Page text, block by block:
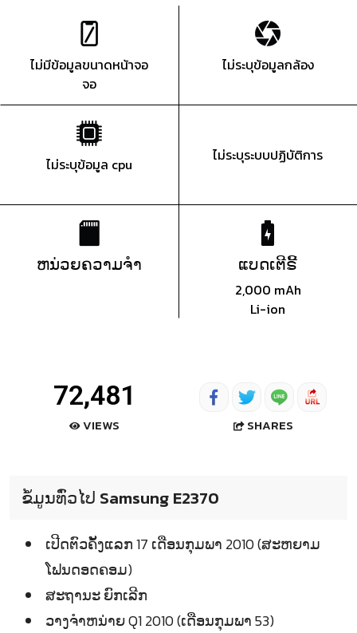
ไม่มีข้อมูลขนาดหน้าจอ
จอ
ไม่ระบุข้อมูลกล้อง
ไม่ระบุข้อมูล cpu ไม่ระบุระบบปฏิบัติการ
ຫນ່ວຍຄວາມຈຳ ແບດເຕີຣີ້
2,000 mAh
Li-ion
72,481
VIEWS SHARES
ຂໍ້ມູນທົ່ວໄປ Samsung E2370
ເປີດຕົວຄັ້ງແລກ 17 ເດືອນກຸມພາ 2010 (ສະຫຍາມ
ໂຟນດອດຄອມ)
ສະຖານະ ຍົກເລີກ
ວາງຈຳຫນ່າຍ Q1 2010 (ເດືອນກຸມພາ 53)